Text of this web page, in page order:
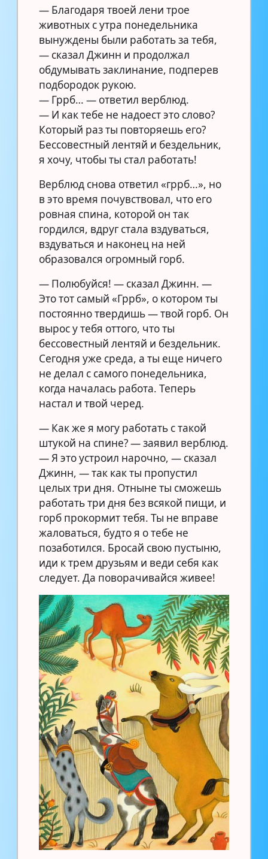
— Благодаря твоей лени трое
животных с утра понедельника
вынуждены были работать за тебя,
— сказал Джинн и продолжал
обдумывать заклинание, подперев
подбородок рукою.
— Гррб… — ответил верблюд.
— И как тебе не надоест это слово?
Который раз ты повторяешь его?
Бессовестный лентяй и бездельник,
я хочу, чтобы ты стал работать!
Верблюд снова ответил «гррб…», но
в это время почувствовал, что его
ровная спина, которой он так
гордился, вдруг стала вздуваться,
вздуваться и наконец на ней
образовался огромный горб.
— Полюбуйся! — сказал Джинн. —
Это тот самый «Гррб», о котором ты
постоянно твердишь — твой горб. Он
вырос у тебя оттого, что ты
бессовестный лентяй и бездельник.
Сегодня уже среда, а ты еще ничего
не делал с самого понедельника,
когда началась работа. Теперь
настал и твой черед.
— Как же я могу работать с такой
штукой на спине? — заявил верблюд.
— Я это устроил нарочно, — сказал
Джинн, — так как ты пропустил
целых три дня. Отныне ты сможешь
работать три дня без всякой пищи, и
горб прокормит тебя. Ты не вправе
жаловаться, будто я о тебе не
позаботился. Бросай свою пустыню,
иди к трем друзьям и веди себя как
следует. Да поворачивайся живее!